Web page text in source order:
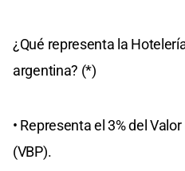
¿Qué representa la
argentina? (*)
• Representa el 3% del
(VBP).